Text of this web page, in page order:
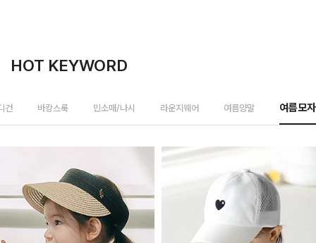
HOT KEYWORD
가디건 바캉스룩 민소매/나시 라운지웨어 여름양말 여